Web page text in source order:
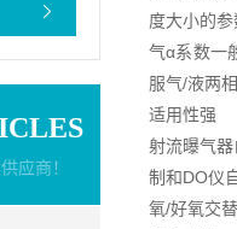
应商！
度大小的
气α系数一
服气/液两
适用性强
射流曝气
制和DO仪
氧/好氧交